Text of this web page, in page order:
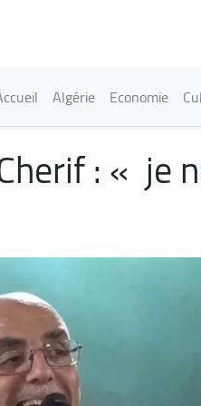
navigation
Algérie Economie
: « je